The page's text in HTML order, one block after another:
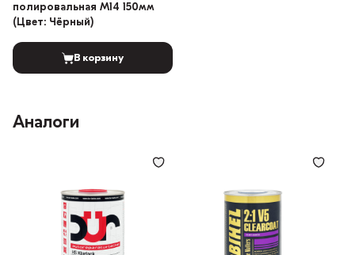
полировальная M14 150мм
(Цвет: Чёрный)
В корзину
Аналоги